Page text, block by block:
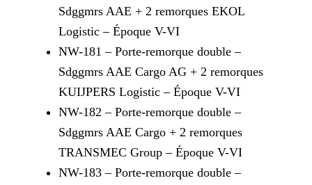
Sdggmrs AAE + 2 remorques EKOL
Logistic – Époque V-VI
NW-181 – Porte-remorque double –
Sdggmrs AAE Cargo AG + 2 remorques
KUIJPERS Logistic – Époque V-VI
NW-182 – Porte-remorque double –
Sdggmrs AAE Cargo + 2 remorques
TRANSMEC Group – Époque V-VI
NW-183 – Porte-remorque double –